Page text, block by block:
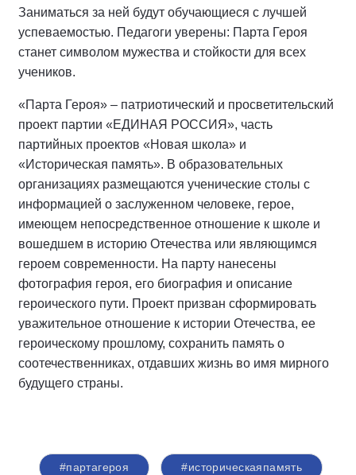
Заниматься за ней будут обучающиеся с лучшей
успеваемостью. Педагоги уверены: Парта Героя
станет символом мужества и стойкости для всех
учеников.
«Парта Героя» – патриотический и просветительский
проект партии «ЕДИНАЯ РОССИЯ», часть
партийных проектов «Новая школа» и
«Историческая память». В образовательных
организациях размещаются ученические столы с
информацией о заслуженном человеке, герое,
имеющем непосредственное отношение к школе и
вошедшем в историю Отечества или являющимся
героем современности. На парту нанесены
фотография героя, его биография и описание
героического пути. Проект призван сформировать
уважительное отношение к истории Отечества, ее
героическому прошлому, сохранить память о
соотечественниках, отдавших жизнь во имя мирного
будущего страны.
#партагероя #историческаяпамять